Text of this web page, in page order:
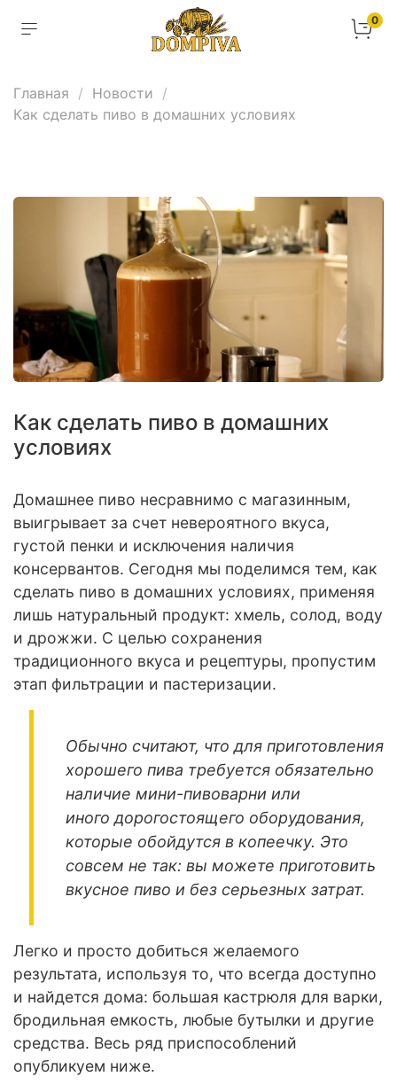
0
Главная
Новости
Как сделать пиво в домашних условиях
Как сделать пиво в домашних
условиях
Домашнее пиво несравнимо с магазинным,
выигрывает за счет невероятного вкуса,
густой пенки и исключения наличия
консервантов. Сегодня мы поделимся тем, как
сделать пиво в домашних условиях, применяя
лишь натуральный продукт: хмель, солод, воду
и дрожжи. С целью сохранения
традиционного вкуса и рецептуры, пропустим
этап фильтрации и пастеризации.
Обычно считают, что для приготовления
хорошего пива требуется обязательно
наличие мини-пивоварни или
иного дорогостоящего оборудования,
которые обойдутся в копеечку. Это
совсем не так: вы можете приготовить
вкусное пиво и без серьезных затрат.
Легко и просто добиться желаемого
результата, используя то, что всегда доступно
и найдется дома: большая кастрюля для варки,
бродильная емкость, любые бутылки и другие
средства. Весь ряд приспособлений
опубликуем ниже.